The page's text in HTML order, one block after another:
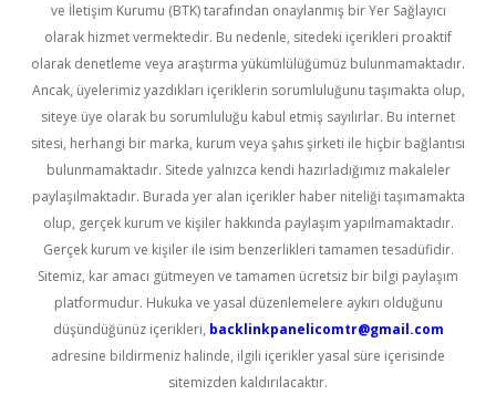
ve İletişim Kurumu (BTK) tarafından onaylanmış bir Yer Sağlayıcı
olarak hizmet vermektedir. Bu nedenle, sitedeki içerikleri proaktif
olarak denetleme veya araştırma yükümlülüğümüz bulunmamaktadır.
Ancak, üyelerimiz yazdıkları içeriklerin sorumluluğunu taşımakta olup,
siteye üye olarak bu sorumluluğu kabul etmiş sayılırlar. Bu internet
sitesi, herhangi bir marka, kurum veya şahıs şirketi ile hiçbir bağlantısı
bulunmamaktadır. Sitede yalnızca kendi hazırladığımız makaleler
paylaşılmaktadır. Burada yer alan içerikler haber niteliği taşımamakta
olup, gerçek kurum ve kişiler hakkında paylaşım yapılmamaktadır.
Gerçek kurum ve kişiler ile isim benzerlikleri tamamen tesadüfidir.
Sitemiz, kar amacı gütmeyen ve tamamen ücretsiz bir bilgi paylaşım
platformudur. Hukuka ve yasal düzenlemelere aykırı olduğunu
düşündüğünüz içerikleri, backlinkpanelicomtr@gmail.com
adresine bildirmeniz halinde, ilgili içerikler yasal süre içerisinde
sitemizden kaldırılacaktır.